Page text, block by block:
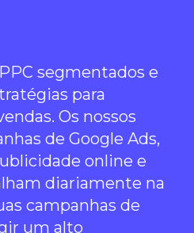
segmentados e
para
Os nossos
de Google Ads,
online e
diariamente na
campanhas de
um alto